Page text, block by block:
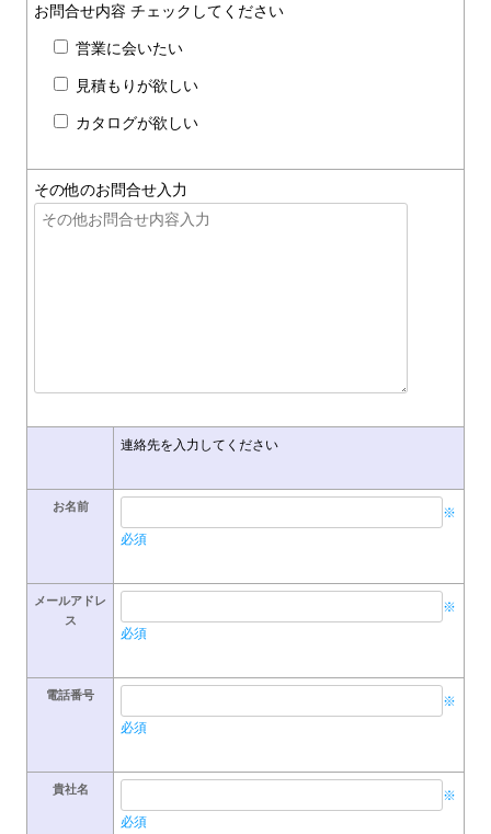
お問合せ内容 チェックしてください
営業に会いたい
見積もりが欲しい
カタログが欲しい
その他のお問合せ入力
連絡先を入力してください
お名前
※
必須
メールアドレ
ス
※
必須
電話番号
※
必須
貴社名
※
必須